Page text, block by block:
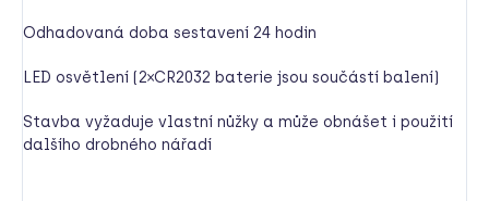
Odhadovaná doba sestavení 24 hodin
LED osvětlení (2×CR2032 baterie jsou součástí balení)
Stavba vyžaduje vlastní nůžky a může obnášet i použití
dalšího drobného nářadí